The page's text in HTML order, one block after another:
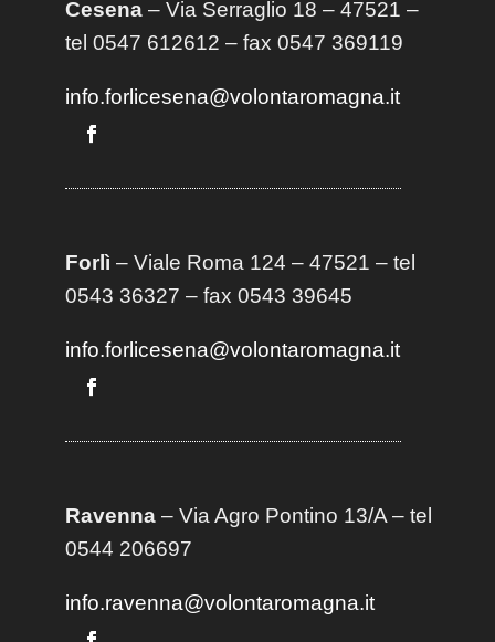
Cesena– Via Serraglio 18 – 47521 –
tel 0547 612612 – fax 0547 369119
info.forlicesena@volontaromagna.it
Forlì – Viale Roma 124 – 47521 – tel
0543 36327 – fax 0543 39645
info.forlicesena@volontaromagna.it
Ravenna– Via Agro Pontino 13/A– tel
0544 206697
info.ravenna@volontaromagna.it